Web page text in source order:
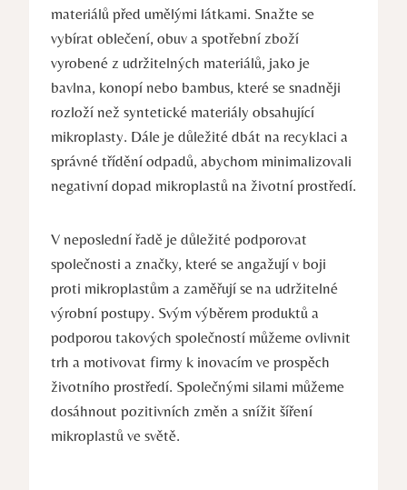
materiálů před umělými látkami. Snažte se
vybírat oblečení, obuv a spotřební zboží
vyrobené z udržitelných materiálů, jako je
bavlna, konopí nebo bambus, které se snadněji
rozloží než syntetické materiály obsahující
mikroplasty. Dále je důležité dbát na recyklaci a
správné třídění odpadů, abychom minimalizovali
negativní dopad mikroplastů na životní prostředí.
V neposlední řadě je důležité podporovat
společnosti a značky, které se angažují v boji
proti mikroplastům a zaměřují se na udržitelné
výrobní postupy. Svým výběrem produktů a
podporou takových společností můžeme ovlivnit
trh a motivovat firmy k inovacím ve prospěch
životního prostředí. Společnými silami můžeme
dosáhnout pozitivních změn a snížit šíření
mikroplastů ve světě.